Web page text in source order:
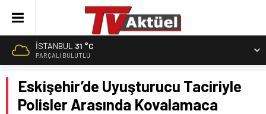
İSTANBUL 31 °C
PARÇALI BULUTLU
Eskişehir’de Uyuşturucu Taciriyle
Polisler Arasında Kovalamaca